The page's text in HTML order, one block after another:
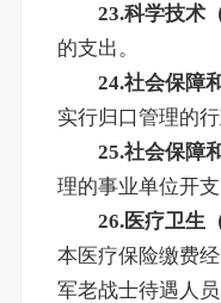
23.科学技术
的支出。
24.社会保障
实行归口管理的
25.社会保障
理的事业单位开
26.医疗卫生
本医疗保险缴费
军老战士待遇人